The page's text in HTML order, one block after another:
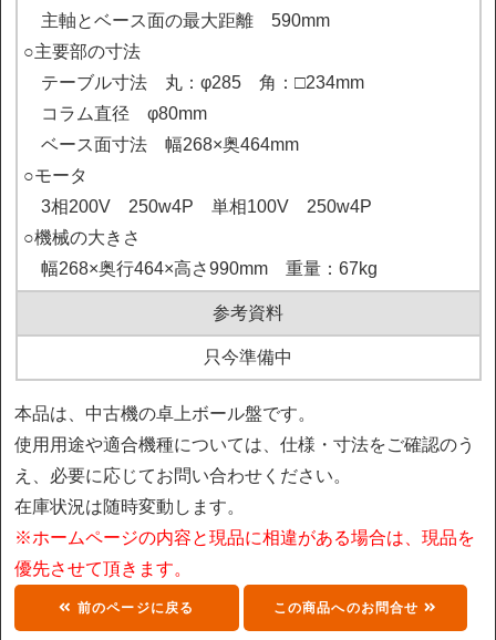
主軸とベース面の最大距離　590mm
○主要部の寸法
テーブル寸法　丸：φ285　角：□234mm
コラム直径　φ80mm
ベース面寸法　幅268×奥464mm
○モータ
3相200V　250w4P　単相100V　250w4P
○機械の大きさ
幅268×奥行464×高さ990mm　重量：67kg
参考資料
只今準備中
本品は、中古機の卓上ボール盤です。
使用用途や適合機種については、仕様・寸法をご確認のう
え、必要に応じてお問い合わせください。
在庫状況は随時変動します。
※ホームページの内容と現品に相違がある場合は、現品を
優先させて頂きます。
前のページに戻る この商品へのお問合せ